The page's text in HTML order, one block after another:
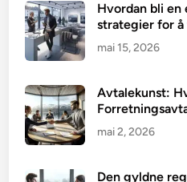
Hvordan bli
strategier for
mai 15, 2026
Avtalekunst:
mai 2, 2026
Den gyldne